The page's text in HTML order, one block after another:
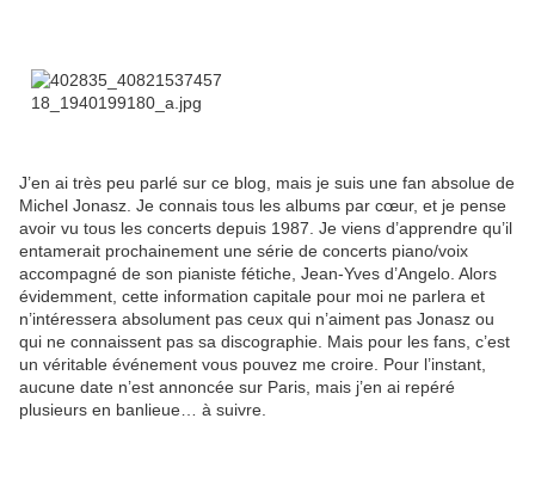
J’en ai très peu parlé sur ce blog, mais je suis une fan absolue de
Michel Jonasz. Je connais tous les albums par cœur, et je pense
avoir vu tous les concerts depuis 1987. Je viens d’apprendre qu’il
entamerait prochainement une série de concerts piano/voix
accompagné de son pianiste fétiche, Jean-Yves d’Angelo. Alors
évidemment, cette information capitale pour moi ne parlera et
n’intéressera absolument pas ceux qui n’aiment pas Jonasz ou
qui ne connaissent pas sa discographie. Mais pour les fans, c’est
un véritable événement vous pouvez me croire. Pour l’instant,
aucune date n’est annoncée sur Paris, mais j’en ai repéré
plusieurs en banlieue… à suivre.